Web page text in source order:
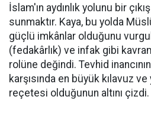
İslam'ın aydınlık yolunu bir
sunmaktır. Kaya, bu yolda
güçlü imkânlar olduğunu
(fedakârlık) ve infak gibi
rolüne değindi. Tevhid
karşısında en büyük kılavuz
reçetesi olduğunun altını çizdi.